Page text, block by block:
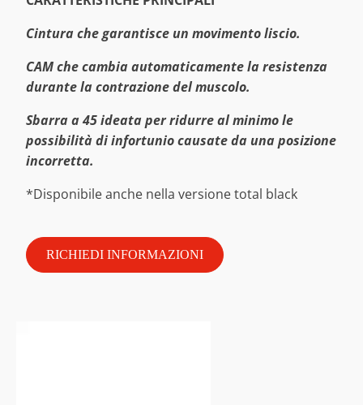
Cintura che garantisce un movimento liscio.
CAM che cambia automaticamente la resistenza
durante la contrazione del muscolo.
Sbarra a 45 ideata per ridurre al minimo le
possibilità di infortunio causate da una posizione
incorretta.
*Disponibile anche nella versione total black
RICHIEDI INFORMAZIONI